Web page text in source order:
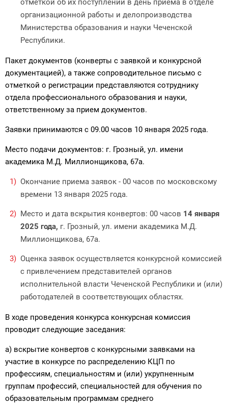
отметкой об их поступлении в день приема в отделе
организационной работы и делопроизводства
Министерства образования и науки Чеченской
Республики.
Пакет документов (конверты с заявкой и конкурсной
документацией), а также сопроводительное письмо с
отметкой о регистрации представляются сотруднику
отдела профессионального образования и науки,
ответственному за прием документов.
Заявки принимаются с 09.00 часов 10 января 2025 года.
Место подачи документов: г. Грозный, ул. имени
академика М.Д. Миллионщикова, 67а.
Окончание приема заявок - 00 часов по московскому
времени 13 января 2025 года.
Место и дата вскрытия конвертов: 00 часов 14 января
2025 года, г. Грозный, ул. имени академика М.Д.
Миллионщикова, 67а.
Оценка заявок осуществляется конкурсной комиссией
с привлечением представителей органов
исполнительной власти Чеченской Республики и (или)
работодателей в соответствующих областях.
В ходе проведения конкурса конкурсная комиссия
проводит следующие заседания:
а) вскрытие конвертов с конкурсными заявками на
участие в конкурсе по распределению КЦП по
профессиям, специальностям и (или) укрупненным
группам профессий, специальностей для обучения по
образовательным программам среднего